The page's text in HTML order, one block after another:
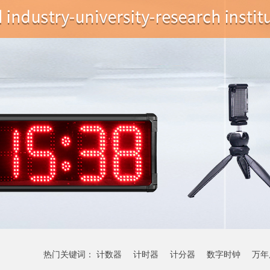
热门关键词： 计数器 计时器 计分器 数字时钟 万